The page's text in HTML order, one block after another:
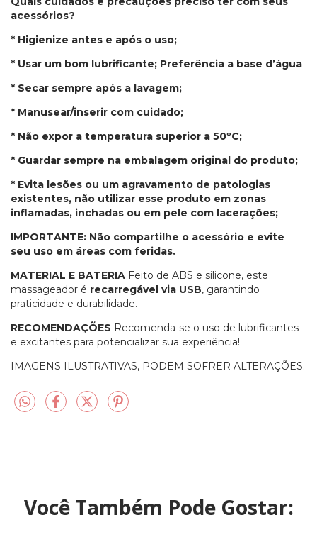
acessórios?
* Higienize antes e após o uso;
* Usar um bom lubrificante; Preferência a base d’água
* Secar sempre após a lavagem;
* Manusear/inserir com cuidado;
* Não expor a temperatura superior a 50ºC;
* Guardar sempre na embalagem original do produto;
* Evita lesões ou um agravamento de patologias
existentes, não utilizar esse produto em zonas
inflamadas, inchadas ou em pele com lacerações;
IMPORTANTE: Não compartilhe o acessório e evite
seu uso em áreas com feridas.
MATERIAL E BATERIA Feito de ABS e silicone, este
massageador é recarregável via USB, garantindo
praticidade e durabilidade.
RECOMENDAÇÕES Recomenda-se o uso de lubrificantes
e excitantes para potencializar sua experiência!
IMAGENS ILUSTRATIVAS, PODEM SOFRER ALTERAÇÕES.
Você Também Pode Gostar: